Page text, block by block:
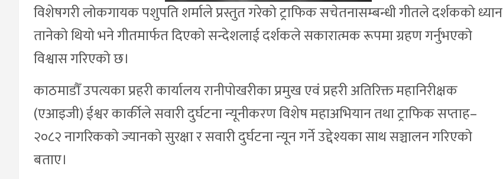
विशेषगरी लोकगायक पशुपति शर्माले प्रस्तुत गरेको ट्राफिक सचेतनासम्बन्धी गीतले दर्शकको ध्यान
तानेको थियो भने गीतमार्फत दिएको सन्देशलाई दर्शकले सकारात्मक रूपमा ग्रहण गर्नुभएको
विश्वास गरिएको छ।
काठमाडौँ उपत्यका प्रहरी कार्यालय रानीपोखरीका प्रमुख एवं प्रहरी अतिरिक्त महानिरीक्षक
(एआइजी) ईश्वर कार्कीले सवारी दुर्घटना न्यूनीकरण विशेष महाअभियान तथा ट्राफिक सप्ताह–
२०८२ नागरिकको ज्यानको सुरक्षा र सवारी दुर्घटना न्यून गर्ने उद्देश्यका साथ सञ्चालन गरिएको
बताए।